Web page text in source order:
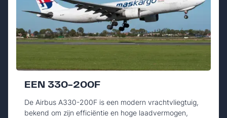
EEN 330-200F
De Airbus A330-200F is een modern vrachtvliegtuig,
bekend om zijn efficiëntie en hoge laadvermogen,